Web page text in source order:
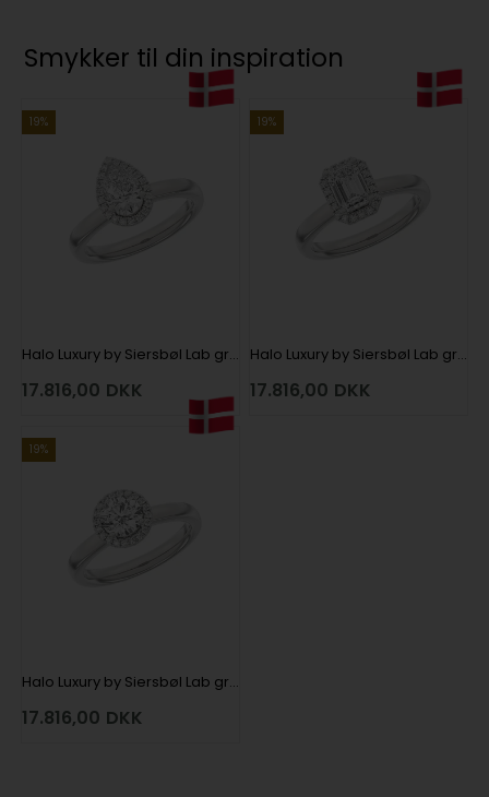
Smykker til din inspiration
19%
Halo Luxury by Siersbøl Lab grown diamantring med i alt 1,12 ct i 14 kt hvidguld
17.816,00 DKK
19%
Halo Luxury by Siersbøl Lab grown diamantring med i alt 1,12 ct i 14 kt hvidguld
17.816,00 DKK
19%
Halo Luxury by Siersbøl Lab grown diamantring med i alt 1,12 ct i 14 kt hvidguld
17.816,00 DKK